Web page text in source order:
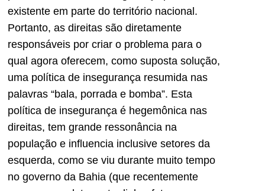
existente em parte do território nacional.
Portanto, as direitas são diretamente
responsáveis por criar o problema para o
qual agora oferecem, como suposta solução,
uma política de insegurança resumida nas
palavras “bala, porrada e bomba”. Esta
política de insegurança é hegemônica nas
direitas, tem grande ressonância na
população e influencia inclusive setores da
esquerda, como se viu durante muito tempo
no governo da Bahia (que recentemente